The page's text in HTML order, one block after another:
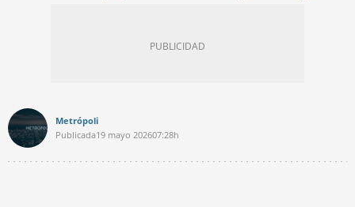
Metrópoli
Publicada19 mayo 202607:28h